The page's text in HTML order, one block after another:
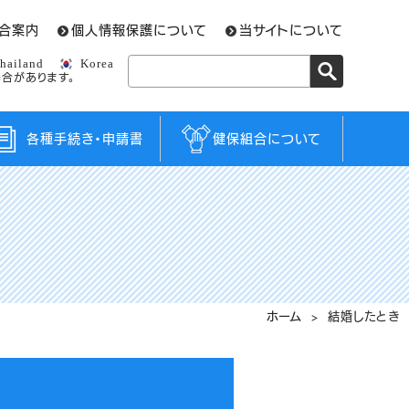
案内 個人情報保護について 当サイトについて
Korea
があります。
各種手続き・申請書 健保組合について
ホーム > 結婚したとき